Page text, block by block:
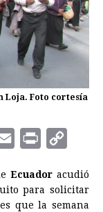
Loja. Foto cortesía
a
i
i
n
p
y
Ecuador acudió
para solicitar
que la semana